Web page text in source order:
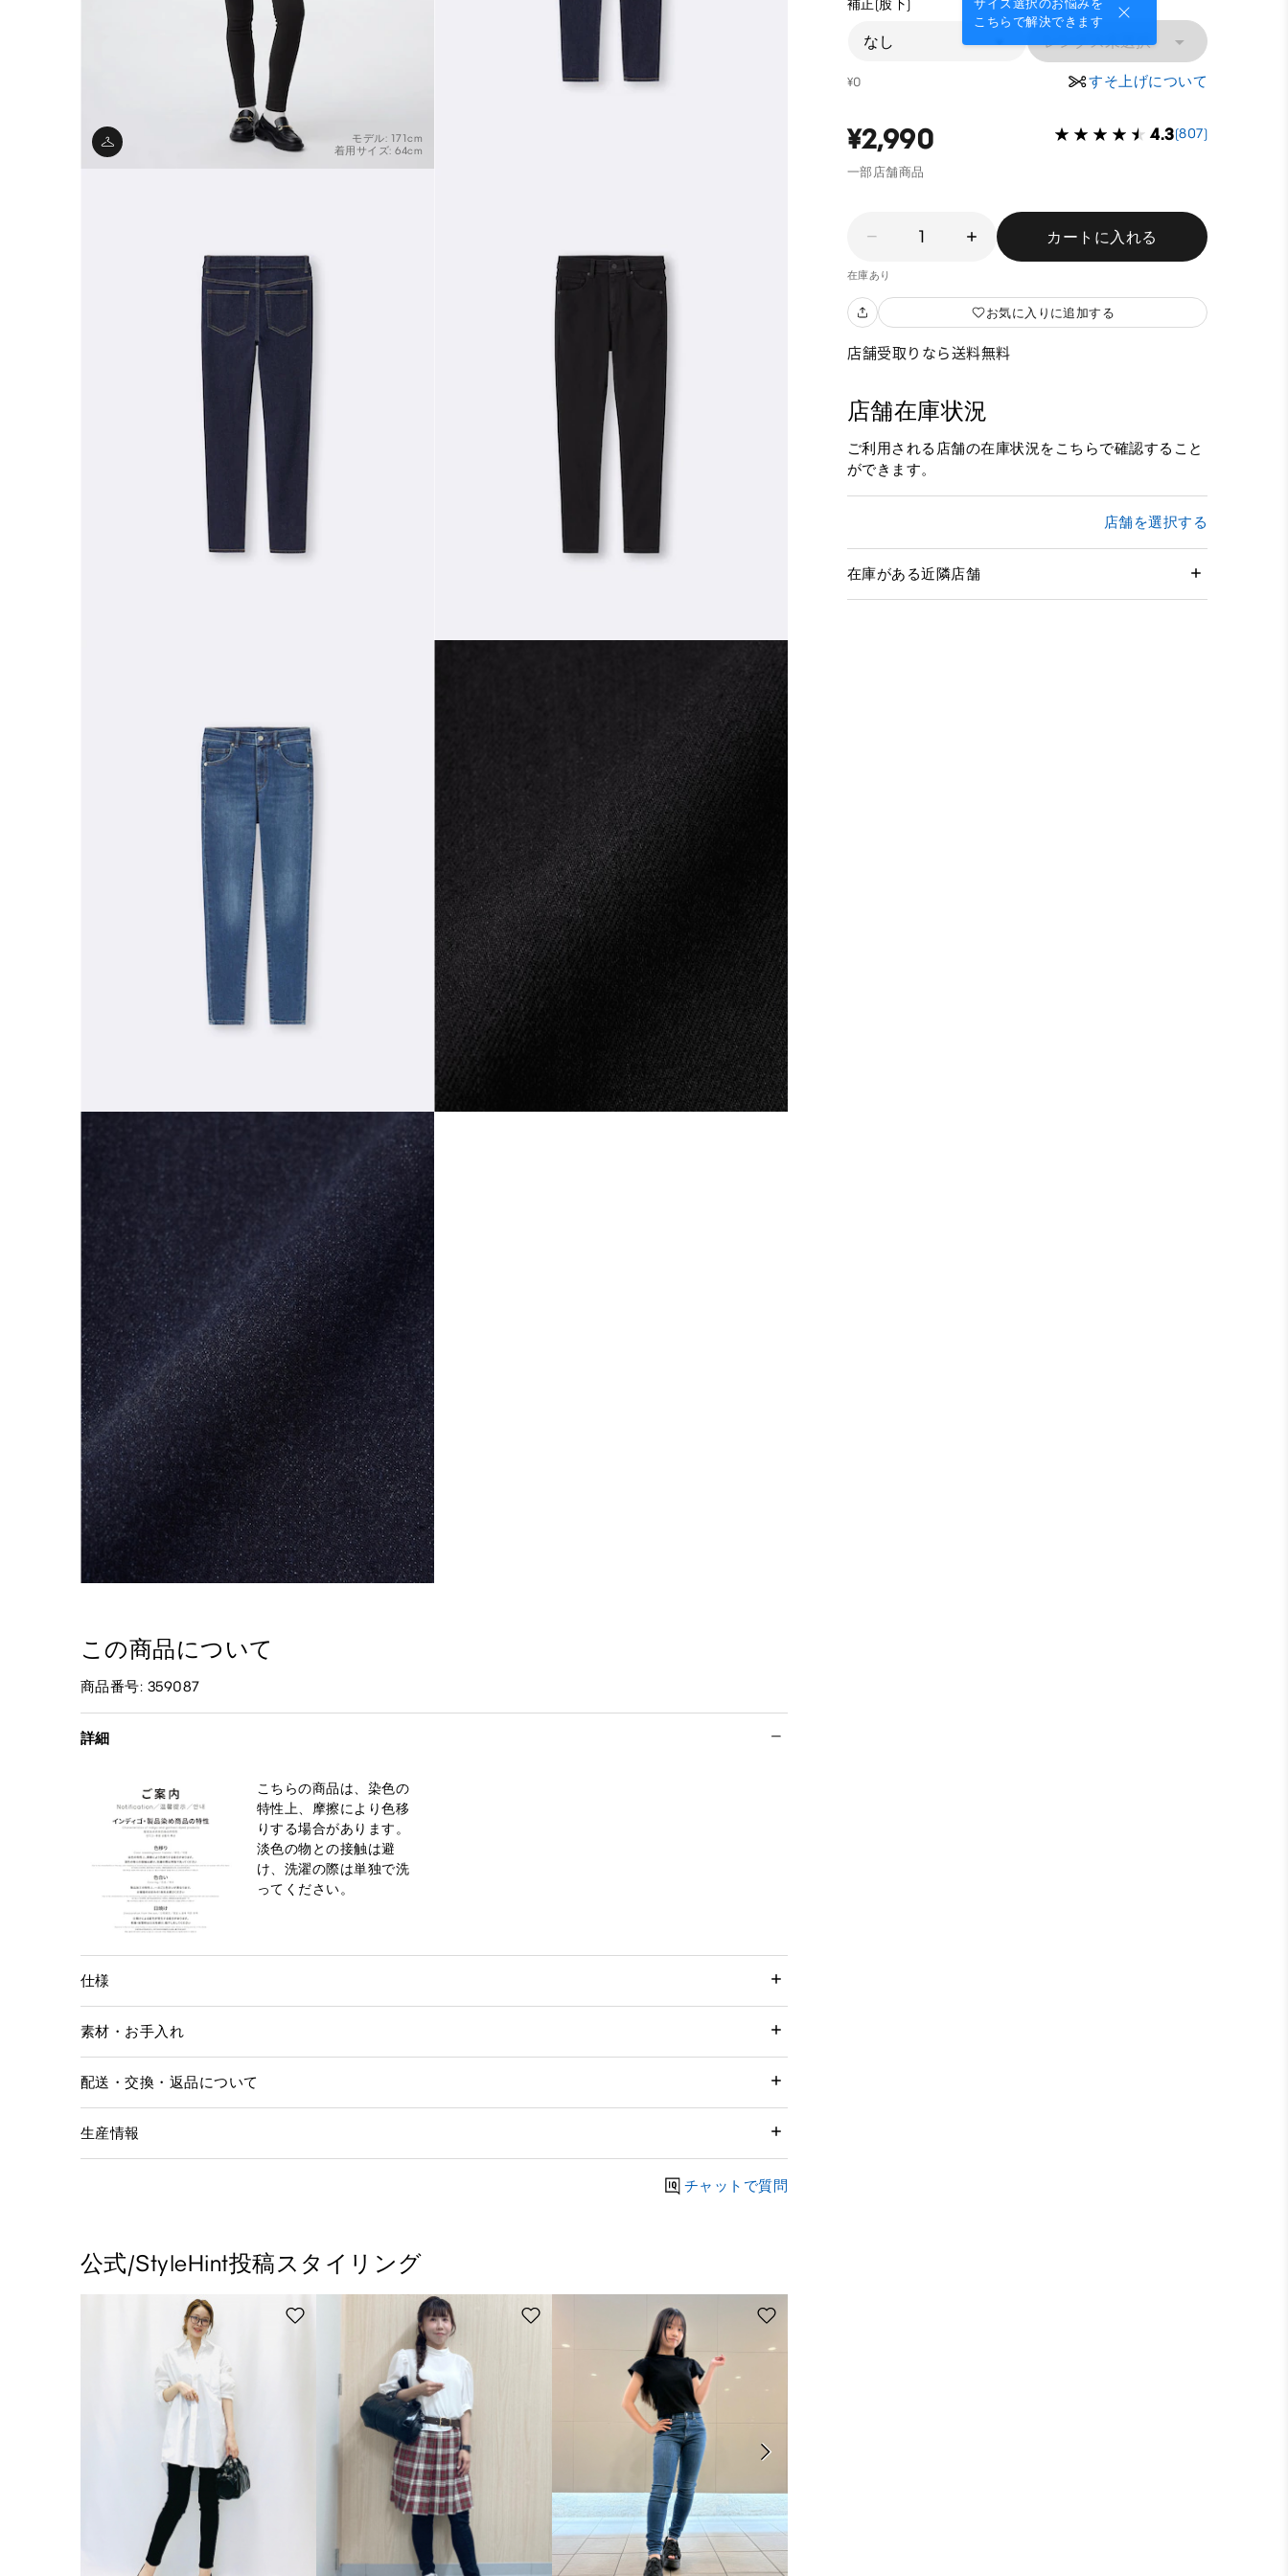
サイズ選択のお悩みを
こちらで解決できます
補正(股下)
なし レングス未選択
¥0 すそ上げについて
¥2,990 4.3(807)
一部店舗商品
1 カートに入れる
在庫あり
お気に入りに追加する
店舗受取りなら送料無料
店舗在庫状況
ご利用される店舗の在庫状況をこちらで確認すること
ができます。
店舗を選択する
在庫がある近隣店舗
モデル: 171cm
着用サイズ: 64cm
この商品について
商品番号: 359087
詳細
こちらの商品は、染色の
特性上、摩擦により色移
りする場合があります。
淡色の物との接触は避
け、洗濯の際は単独で洗
ってください。
仕様
素材・お手入れ
配送・交換・返品について
生産情報
チャットで質問
公式/StyleHint投稿スタイリング